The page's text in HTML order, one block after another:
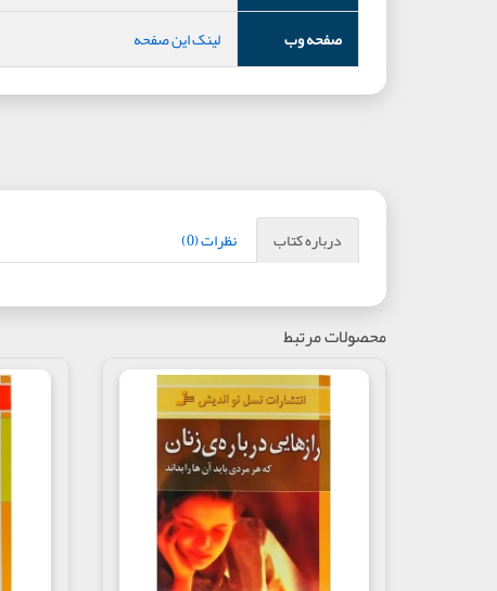
صفحه وب
لینک این صفحه
درباره کتاب نظرات (0)
محصولات مرتبط